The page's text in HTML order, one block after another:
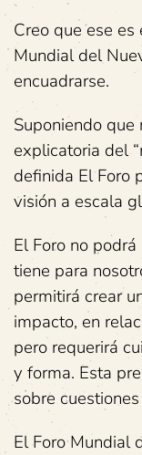
Creo que ese
Mundial del
encuadrarse.
Suponiendo
explicatoria del
definida El Foro
visión a escala
El Foro no
tiene para
permitirá crear
impacto, en
pero requerirá
y forma. Esta
sobre
El Foro Mundial